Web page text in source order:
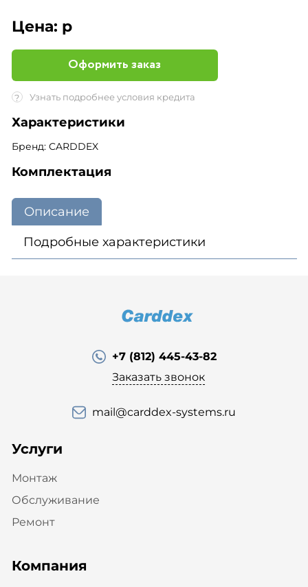
Цена: р
Оформить заказ
? Узнать подробнее условия кредита
Характеристики
Бренд: CARDDEX
Комплектация
Описание
Подробные характеристики
+7 (812) 445-43-82
Заказать звонок
mail@carddex-systems.ru
Услуги
Монтаж
Обслуживание
Ремонт
Компания